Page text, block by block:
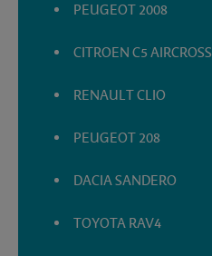
PEUGEOT 2008
CITROEN C5 AIRCROSS
RENAULT CLIO
PEUGEOT 208
DACIA SANDERO
TOYOTA RAV4